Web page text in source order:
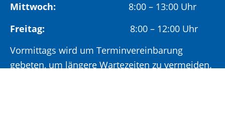
Mittwoch: 8:00 – 13:00 Uhr
Freitag:
8:00 – 12:00 Uhr
Vormittags wird um Terminvereinbarung
gebeten, um längere Wartezeiten zu vermeiden.